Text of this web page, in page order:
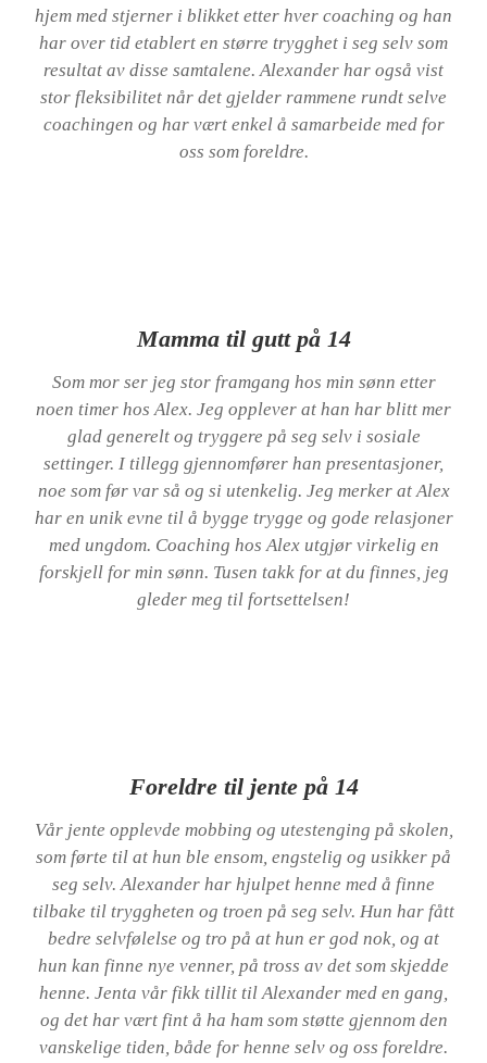
hjem med stjerner i blikket etter hver coaching og han
har over tid etablert en større trygghet i seg selv som
resultat av disse samtalene. Alexander har også vist
stor fleksibilitet når det gjelder rammene rundt selve
coachingen og har vært enkel å samarbeide med for
oss som foreldre.
Mamma til gutt på 14
Som mor ser jeg stor framgang hos min sønn etter
noen timer hos Alex. Jeg opplever at han har blitt mer
glad generelt og tryggere på seg selv i sosiale
settinger. I tillegg gjennomfører han presentasjoner,
noe som før var så og si utenkelig. Jeg merker at Alex
har en unik evne til å bygge trygge og gode relasjoner
med ungdom. Coaching hos Alex utgjør virkelig en
forskjell for min sønn. Tusen takk for at du finnes, jeg
gleder meg til fortsettelsen!
Foreldre til jente på 14
Vår jente opplevde mobbing og utestenging på skolen,
som førte til at hun ble ensom, engstelig og usikker på
seg selv. Alexander har hjulpet henne med å finne
tilbake til tryggheten og troen på seg selv. Hun har fått
bedre selvfølelse og tro på at hun er god nok, og at
hun kan finne nye venner, på tross av det som skjedde
henne. Jenta vår fikk tillit til Alexander med en gang,
og det har vært fint å ha ham som støtte gjennom den
vanskelige tiden, både for henne selv og oss foreldre.